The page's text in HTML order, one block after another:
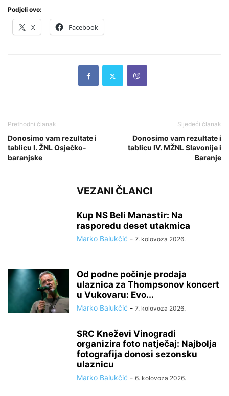
Podjeli ovo:
X Facebook
Prethodni članak
Donosimo vam rezultate i
tablicu I. ŽNL Osječko-
baranjske
Sljedeći članak
Donosimo vam rezultate i
tablicu IV. MŽNL Slavonije i
Baranje
VEZANI ČLANCI
Kup NS Beli Manastir: Na
rasporedu deset utakmica
Marko Balukčić - 7. kolovoza 2026.
Od podne počinje prodaja
ulaznica za Thompsonov koncert
u Vukovaru: Evo...
Marko Balukčić - 7. kolovoza 2026.
SRC Kneževi Vinogradi
organizira foto natječaj: Najbolja
fotografija donosi sezonsku
ulaznicu
Marko Balukčić - 6. kolovoza 2026.